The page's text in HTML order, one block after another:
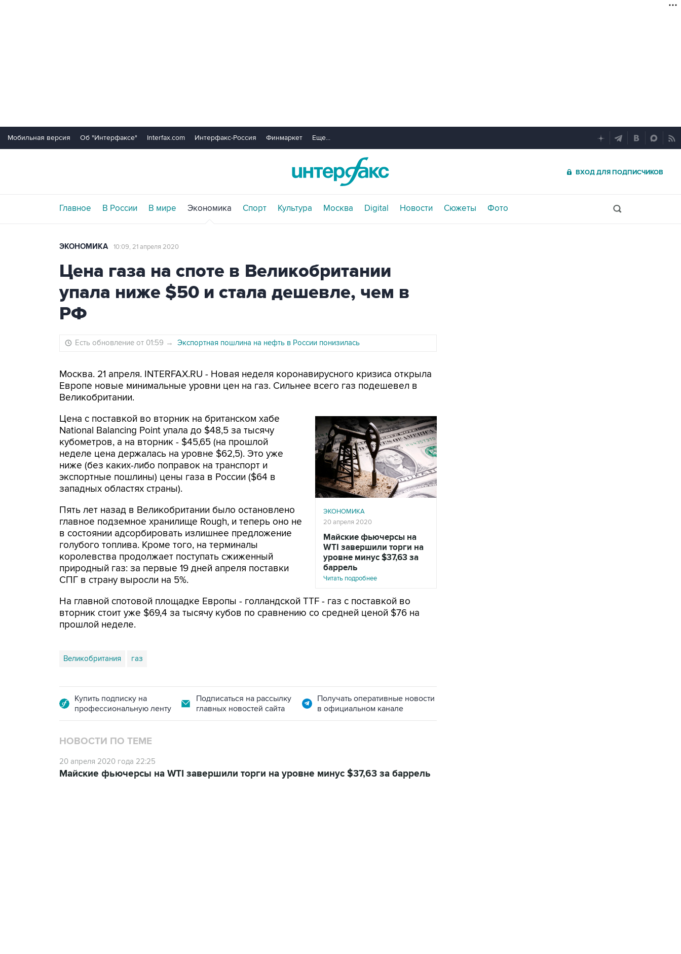
Мобильная версия Об "Интерфаксе" Interfax.com Интерфакс-Россия Финмаркет Еще...
ВХОД ДЛЯ ПОДПИСЧИКОВ
Главное В России В мире Экономика Спорт Культура Москва Digital Новости Сюжеты Фото
ЭКОНОМИКА 10:09, 21 апреля 2020
Цена газа на споте в Великобритании
упала ниже $50 и стала дешевле, чем в
РФ
Есть обновление от 01:59 → Экспортная пошлина на нефть в России понизилась
Москва. 21 апреля. INTERFAX.RU - Новая неделя коронавирусного кризиса открыла
Европе новые минимальные уровни цен на газ. Сильнее всего газ подешевел в
Великобритании.
ЭКОНОМИКА
20 апреля 2020
Майские фьючерсы на
WTI завершили торги на
уровне минус $37,63 за
баррель
Читать подробнее
Цена с поставкой во вторник на британском хабе
National Balancing Point упала до $48,5 за тысячу
кубометров, а на вторник - $45,65 (на прошлой
неделе цена держалась на уровне $62,5). Это уже
ниже (без каких-либо поправок на транспорт и
экспортные пошлины) цены газа в России ($64 в
западных областях страны).
Пять лет назад в Великобритании было остановлено
главное подземное хранилище Rough, и теперь оно не
в состоянии адсорбировать излишнее предложение
голубого топлива. Кроме того, на терминалы
королевства продолжает поступать сжиженный
природный газ: за первые 19 дней апреля поставки
СПГ в страну выросли на 5%.
На главной спотовой площадке Европы - голландской TTF - газ с поставкой во
вторник стоит уже $69,4 за тысячу кубов по сравнению со средней ценой $76 на
прошлой неделе.
Великобритания газ
Купить подписку на
профессиональную ленту
Подписаться на рассылку
главных новостей сайта
Получать оперативные новости
в официальном канале
НОВОСТИ ПО ТЕМЕ
20 апреля 2020 года 22:25
Майские фьючерсы на WTI завершили торги на уровне минус $37,63 за баррель